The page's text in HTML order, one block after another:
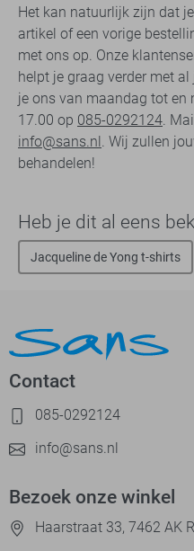
Het kan natuurlijk zijn dat
artikel of een vorige
met ons op. Onze
helpt je graag verder met
je ons van maandag tot en
17.00 op 085-0292124.
info@sans.nl. Wij zullen
behandelen!
Heb je dit al eens
Jacqueline de Yong t-shirts
Contact
085-0292124
info@sans.nl
Bezoek onze winkel
Haarstraat 33, 7462 AK